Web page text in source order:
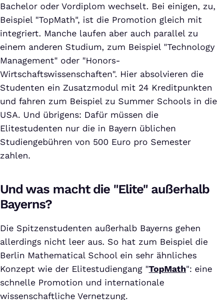
Bachelor oder Vordiplom wechselt. Bei einigen, zu,
Beispiel "TopMath", ist die Promotion gleich mit
integriert. Manche laufen aber auch parallel zu
einem anderen Studium, zum Beispiel "Technology
Management" oder "Honors-
Wirtschaftswissenschaften". Hier absolvieren die
Studenten ein Zusatzmodul mit 24 Kreditpunkten
und fahren zum Beispiel zu Summer Schools in die
USA. Und übrigens: Dafür müssen die
Elitestudenten nur die in Bayern üblichen
Studiengebühren von 500 Euro pro Semester
zahlen.
Und was macht die "Elite" außerhalb
Bayerns?
Die Spitzenstudenten außerhalb Bayerns gehen
allerdings nicht leer aus. So hat zum Beispiel die
Berlin Mathematical School ein sehr ähnliches
Konzept wie der Elitestudiengang "TopMath": eine
schnelle Promotion und internationale
wissenschaftliche Vernetzung.